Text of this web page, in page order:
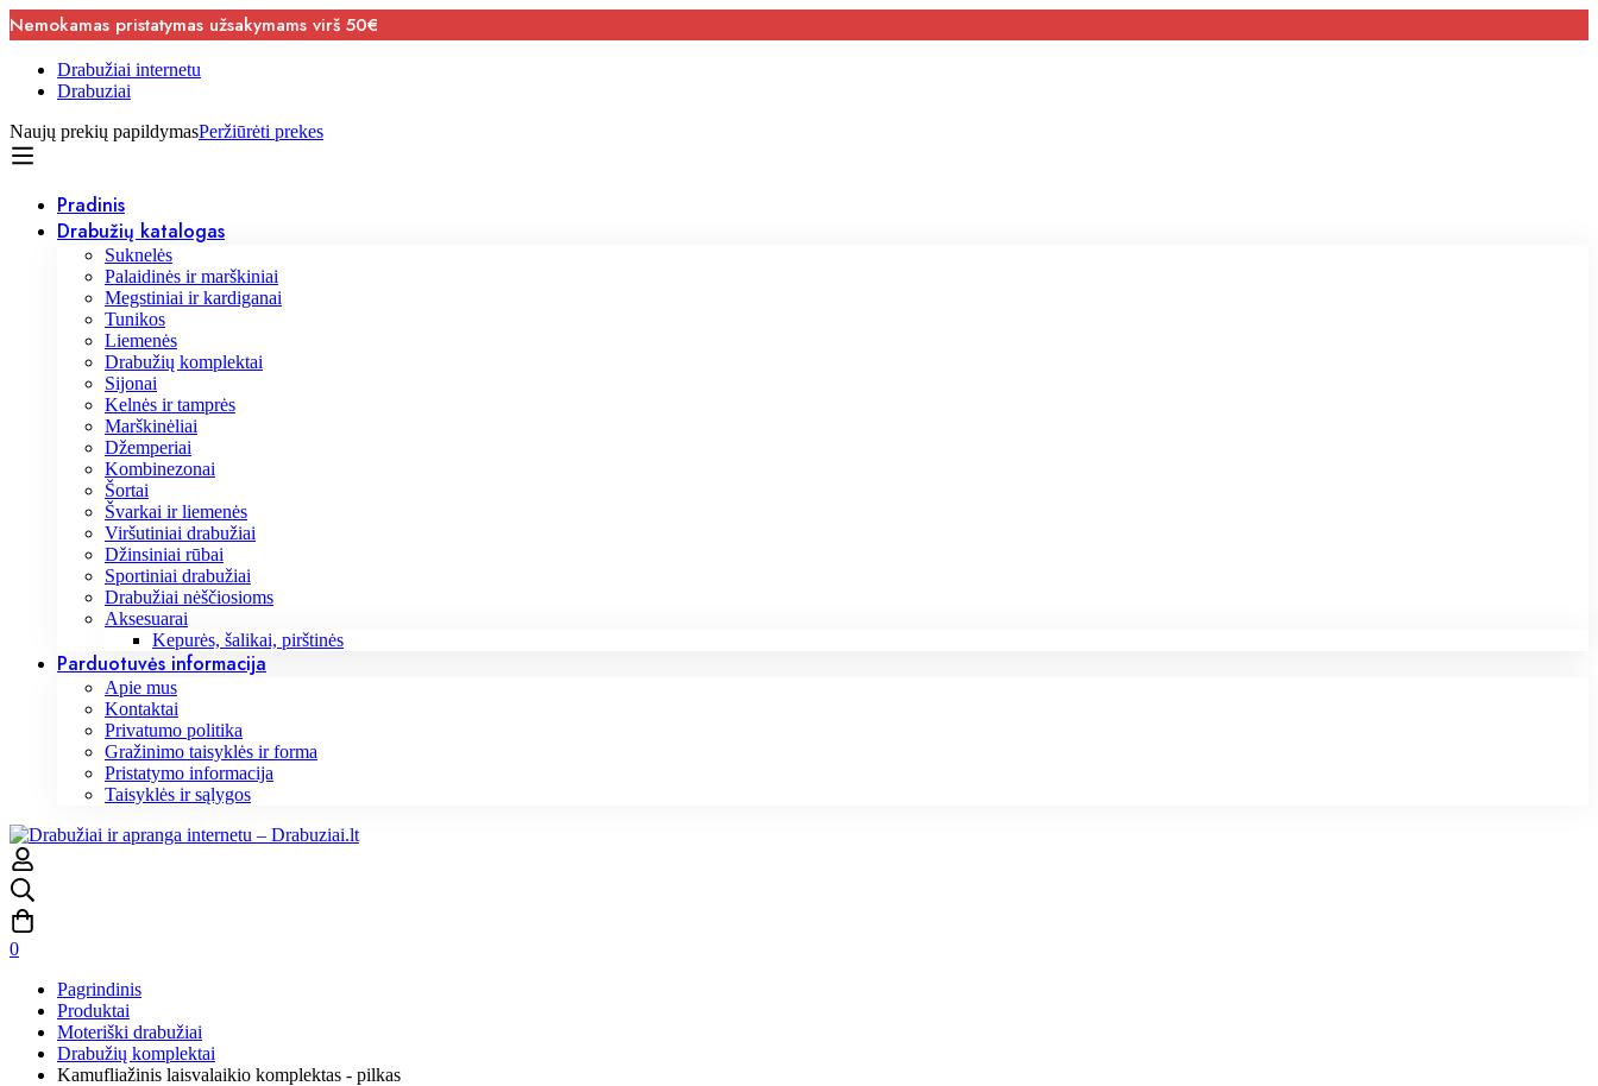
Nemokamas pristatymas užsakymams virš 50€
Drabužiai internetu
Drabuziai
Naujų prekių papildymasPeržiūrėti prekes
Pradinis
Drabužių katalogas
Suknelės
Palaidinės ir marškiniai
Megstiniai ir kardiganai
Tunikos
Liemenės
Drabužių komplektai
Sijonai
Kelnės ir tamprės
Marškinėliai
Džemperiai
Kombinezonai
Šortai
Švarkai ir liemenės
Viršutiniai drabužiai
Džinsiniai rūbai
Sportiniai drabužiai
Drabužiai nėščiosioms
Aksesuarai
Kepurės, šalikai, pirštinės
Parduotuvės informacija
Apie mus
Kontaktai
Privatumo politika
Gražinimo taisyklės ir forma
Pristatymo informacija
Taisyklės ir sąlygos
0
Pagrindinis
Produktai
Moteriški drabužiai
Drabužių komplektai
Kamufliažinis laisvalaikio komplektas - pilkas